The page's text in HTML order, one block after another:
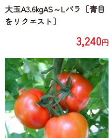
大玉A3.6kgAS～Lバラ［青目
をリクエスト］
3,240円